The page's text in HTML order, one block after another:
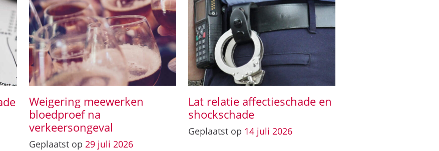
Weigering meewerken
bloedproef na
verkeersongeval
Geplaatst op 29 juli 2026
Lat relatie affectieschade en
shockschade
Geplaatst op 14 juli 2026